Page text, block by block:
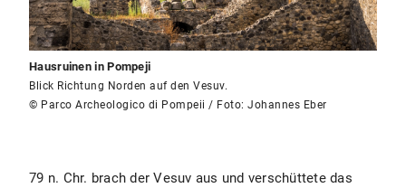
Hausruinen in Pompeji
Blick Richtung Norden auf den Vesuv.
© Parco Archeologico di Pompeii / Foto: Johannes Eber
79 n. Chr. brach der Vesuv aus und verschüttete das